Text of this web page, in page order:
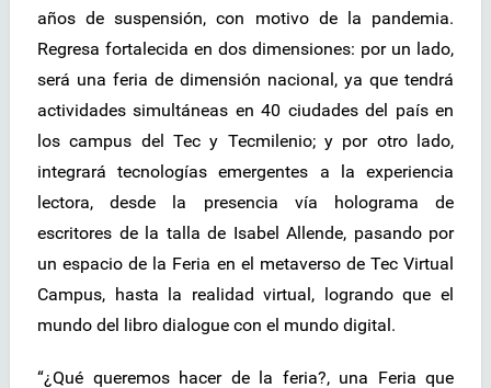
años de suspensión, con motivo de la pandemia.
Regresa fortalecida en dos dimensiones: por un lado,
será una feria de dimensión nacional, ya que tendrá
actividades simultáneas en 40 ciudades del país en
los campus del Tec y Tecmilenio; y por otro lado,
integrará tecnologías emergentes a la experiencia
lectora, desde la presencia vía holograma de
escritores de la talla de Isabel Allende, pasando por
un espacio de la Feria en el metaverso de Tec Virtual
Campus, hasta la realidad virtual, logrando que el
mundo del libro dialogue con el mundo digital.
“¿Qué queremos hacer de la feria?, una Feria que